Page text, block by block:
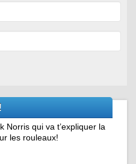
Norris qui va t’expliquer la
les rouleaux!